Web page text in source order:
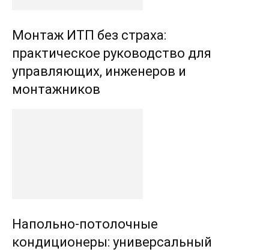
Монтаж ИТП без страха:
практическое руководство для
управляющих, инженеров и
монтажников
Напольно-потолочные
кондиционеры: универсальный